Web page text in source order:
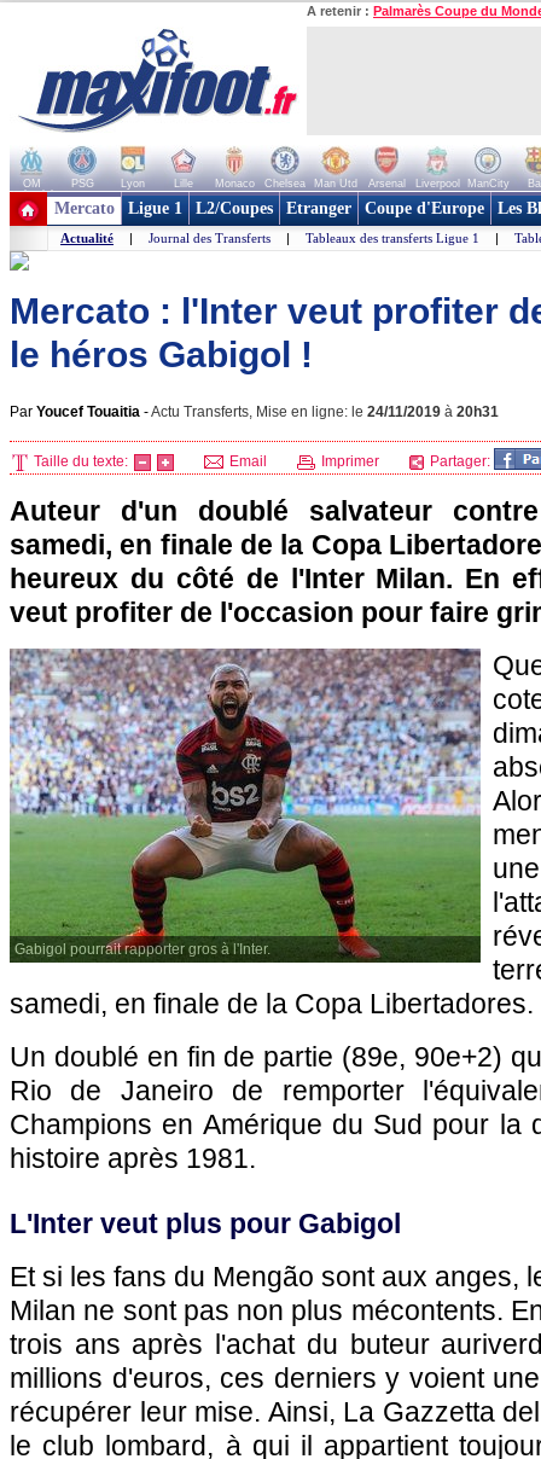
A retenir : Palmarès Coupe du
OM PSG Lyon Lille Monaco Chelsea Man Utd Arsenal Liverpool ManCity
+ de clubs
Mercato Ligue 1 L2/Coupes Etranger Coupe d'Europe Les
Actualité | Journal des Transferts | Tableaux des transferts Ligue 1 |
Mercato : l'Inter veut profiter
le héros Gabigol !
Par Youcef Touaitia -Actu Transferts, Mise en ligne: le 24/11/2019 à 20h31
Taille du texte: Email Imprimer Partager:
Auteur d'un doublé salvateur
samedi, en finale de la Copa
heureux du côté de l'Inter Milan. En
veut profiter de l'occasion pour faire
Gabigol pourrait rapporter gros à l'Inter.
samedi, en finale de la Copa Libertadores.
Un doublé en fin de partie (89e, 90e+2)
Rio de Janeiro de remporter
Champions en Amérique du Sud pour la
histoire après 1981.
L'Inter veut plus pour Gabigol
Et si les fans du Mengão sont aux anges,
Milan ne sont pas non plus mécontents.
trois ans après l'achat du buteur
millions d'euros, ces derniers y voient
récupérer leur mise. Ainsi, La Gazzetta
le club lombard, à qui il appartient